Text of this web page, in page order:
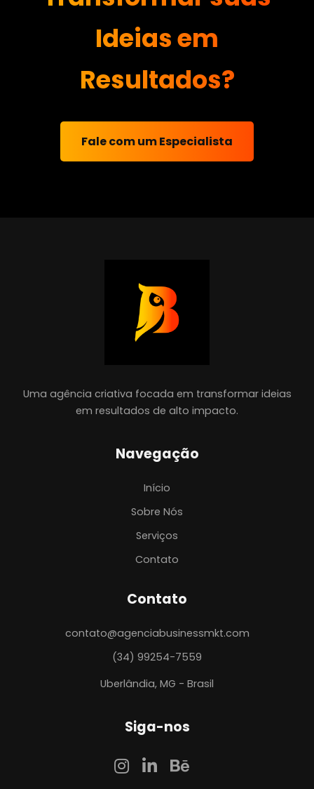
Ideias em
Resultados?
Fale com um Especialista
Uma agência criativa focada em transformar ideias
em resultados de alto impacto.
Navegação
Início
Sobre Nós
Serviços
Contato
Contato
contato@agenciabusinessmkt.com
(34) 99254-7559
Uberlândia, MG - Brasil
Siga-nos